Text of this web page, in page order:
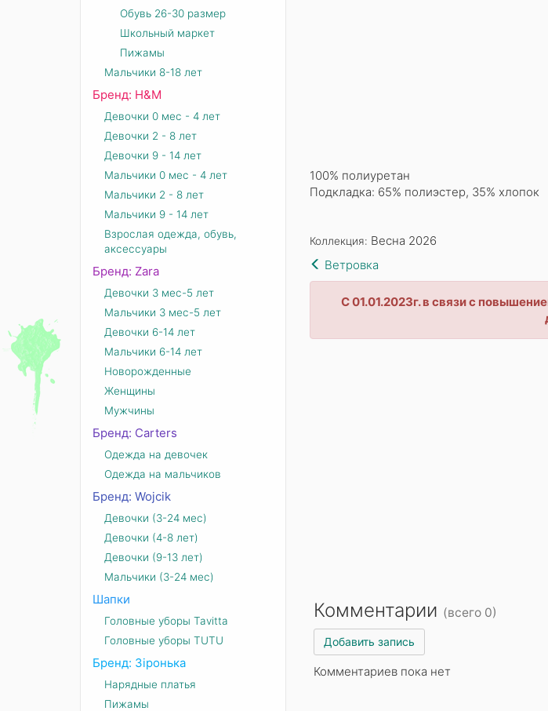
100% полиуретан
Подкладка: 65% полиэстер, 35% хлопок
Коллекция: Весна 2026
Ветровка
С 01.01.2023г. в связи с
Комментарии (всего 0)
Добавить запись
Комментариев пока нет
Обувь 26-30 размер
Школьный маркет
Пижамы
Мальчики 8-18 лет
Бренд: Н&М
Девочки 0 мес - 4 лет
Девочки 2 - 8 лет
Девочки 9 - 14 лет
Мальчики 0 мес - 4 лет
Мальчики 2 - 8 лет
Мальчики 9 - 14 лет
Взрослая одежда, обувь,
аксессуары
Бренд: Zara
Девочки 3 мес-5 лет
Мальчики 3 мес-5 лет
Девочки 6-14 лет
Мальчики 6-14 лет
Новорожденные
Женщины
Мужчины
Бренд: Carters
Одежда на девочек
Одежда на мальчиков
Бренд: Wojcik
Девочки (3-24 мес)
Девочки (4-8 лет)
Девочки (9-13 лет)
Мальчики (3-24 мес)
Шапки
Головные уборы Tavitta
Головные уборы TUTU
Бренд: Зіронька
Нарядные платья
Пижамы